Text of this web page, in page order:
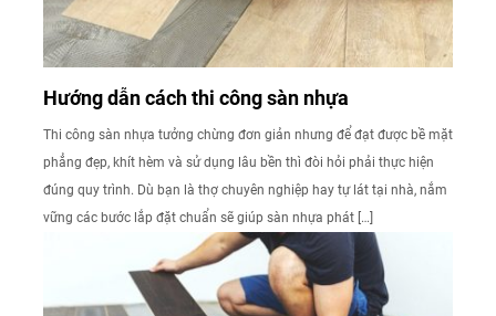
Hướng dẫn cách thi công sàn nhựa
Thi công sàn nhựa tưởng chừng đơn giản nhưng để đạt được bề mặt
phẳng đẹp, khít hèm và sử dụng lâu bền thì đòi hỏi phải thực hiện
đúng quy trình. Dù bạn là thợ chuyên nghiệp hay tự lát tại nhà, nắm
vững các bước lắp đặt chuẩn sẽ giúp sàn nhựa phát […]